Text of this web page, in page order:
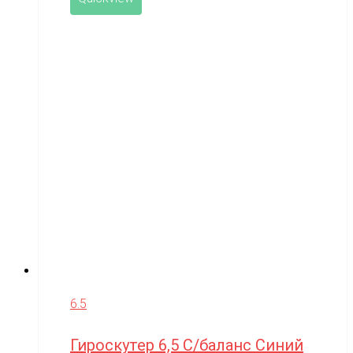
6.5
Гироскутер 6,5 С/баланс Синий